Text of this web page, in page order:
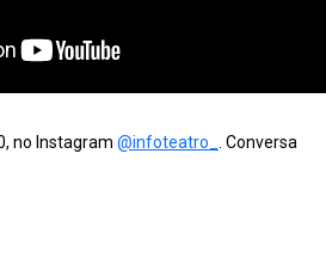
no Instagram @infoteatro_
. Conversa